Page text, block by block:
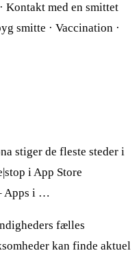
Kontakt med en smittet
smitte · Vaccination ·
stiger de fleste steder i
i App Store
Apps i …
fælles
kan finde aktuel